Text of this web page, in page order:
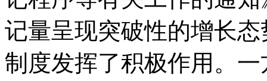
记量呈现突破性的增长
制度发挥了积极作用。